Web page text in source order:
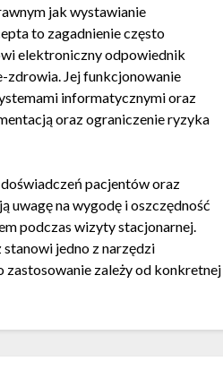
jak wystawianie
to zagadnienie często
elektroniczny odpowiednik
zdrowia. Jej funkcjonowanie
informatycznymi oraz
oraz ograniczenie ryzyka
pacjentów oraz
uwagę na wygodę i oszczędność
podczas wizyty stacjonarnej.
jedno z narzędzi
zastosowanie zależy od konkretnej